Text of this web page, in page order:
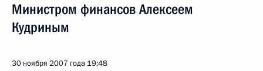
Министром финансов Алексеем
Кудриным
30 ноября 2007 года 19:48